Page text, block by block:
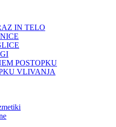
IN TELO
POSTOPKU
VLIVANJA